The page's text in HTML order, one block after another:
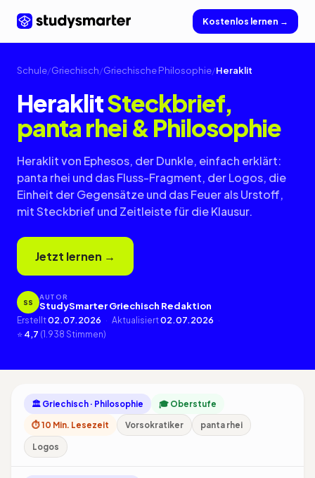
Kostenlos lernen →
Schule/Griechisch/Griechische Philosophie/Heraklit
HeraklitSteckbrief,
panta rhei & Philosophie
Heraklit von Ephesos, der Dunkle, einfach erklärt:
panta rhei und das Fluss-Fragment, der Logos, die
Einheit der Gegensätze und das Feuer als Urstoff,
mit Steckbrief und Zeitleiste für die Klausur.
Jetzt lernen →
SS
AUTOR
StudySmarter Griechisch Redaktion
Erstellt02.07.2026 · Aktualisiert02.07.2026 ·
⭐ 4,7 (1.938 Stimmen)
🏛 Griechisch · Philosophie
🎓 Oberstufe
⏱ 10 Min. Lesezeit
Vorsokratiker panta rhei
Logos